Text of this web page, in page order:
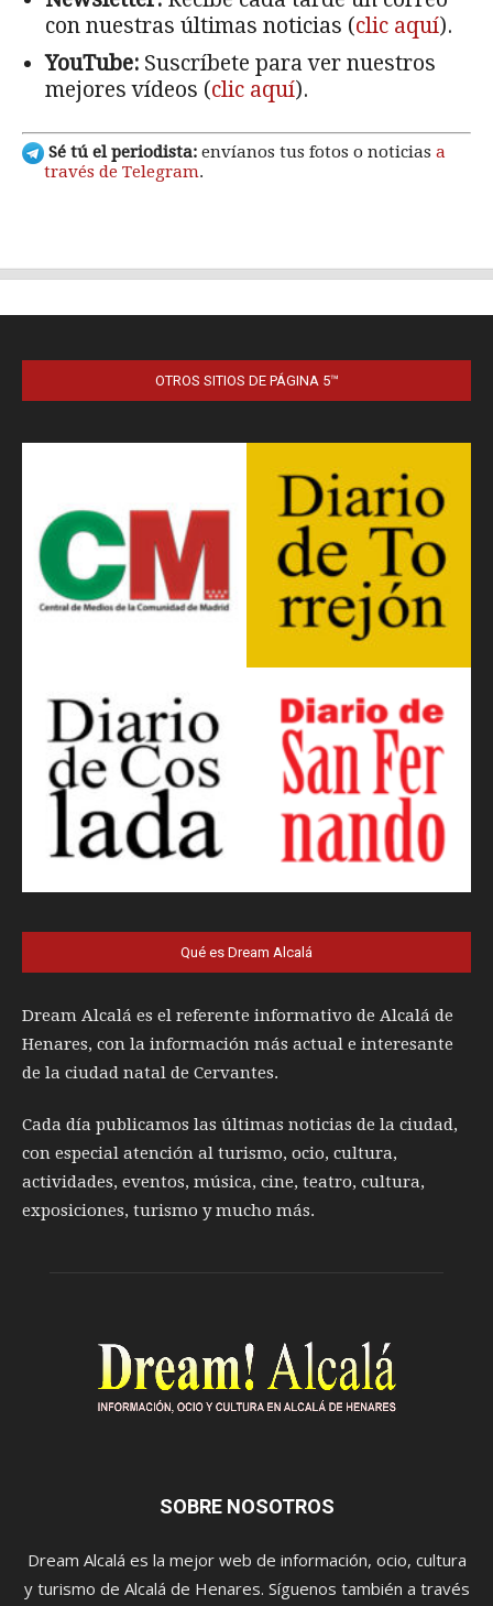
OTROS SITIOS DE PÁGINA 5™
Qué es Dream Alcalá
Dream Alcalá es el referente informativo de Alcalá de
Henares, con la información más actual e interesante
de la ciudad natal de Cervantes.
Cada día publicamos las últimas noticias de la ciudad,
con especial atención al turismo, ocio, cultura,
actividades, eventos, música, cine, teatro, cultura,
exposiciones, turismo y mucho más.
SOBRE NOSOTROS
Dream Alcalá es la mejor web de información, ocio, cultura
y turismo de Alcalá de Henares. Síguenos también a través